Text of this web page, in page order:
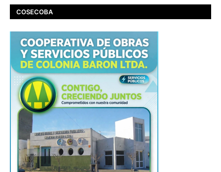
COSECOBA